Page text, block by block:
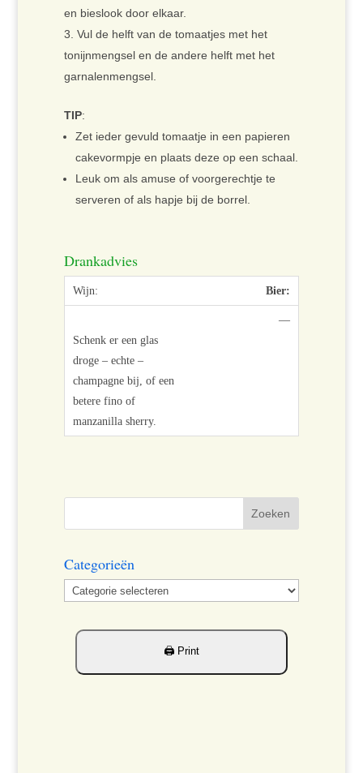
en bieslook door elkaar.
Vul de helft van de tomaatjes met het
tonijnmengsel en de andere helft met het
garnalenmengsel.
TIP:
Zet ieder gevuld tomaatje in een papieren
cakevormpje en plaats deze op een schaal.
Leuk om als amuse of voorgerechtje te
serveren of als hapje bij de borrel.
Drankadvies
Bier:
—
Categorieën
Categorieën